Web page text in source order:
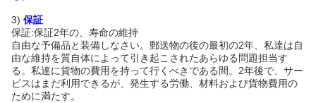
3) 保証
保証:保証2年の、寿命の維持
自由な予備品と装備しなさい。郵送物の後の最初の2年、私達は自
由な維持を質自体によって引き起こされたあらゆる問題担当す
る。私達に貨物の費用を持って行くべきである間。2年後で、サー
ビスはまだ利用できるが、発生する労働、材料および貨物費用の
ために満たす。